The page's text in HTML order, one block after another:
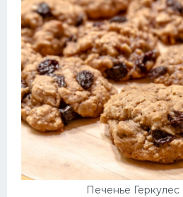
Печенье